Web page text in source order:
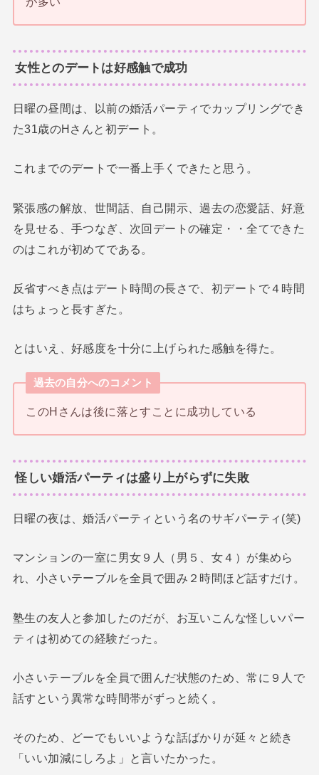
女性とのデートは好感触で成功
日曜の昼間は、以前の婚活パーティでカップリングでき
た31歳のHさんと初デート。
これまでのデートで一番上手くできたと思う。
緊張感の解放、世間話、自己開示、過去の恋愛話、好意
を見せる、手つなぎ、次回デートの確定・・全てできた
のはこれが初めてである。
反省すべき点はデート時間の長さで、初デートで４時間
はちょっと長すぎた。
とはいえ、好感度を十分に上げられた感触を得た。
過去の自分へのコメント
このHさんは後に落とすことに成功している
怪しい婚活パーティは盛り上がらずに失敗
日曜の夜は、婚活パーティという名のサギパーティ(笑)
マンションの一室に男女９人（男５、女４）が集めら
れ、小さいテーブルを全員で囲み２時間ほど話すだけ。
塾生の友人と参加したのだが、お互いこんな怪しいパー
ティは初めての経験だった。
小さいテーブルを全員で囲んだ状態のため、常に９人で
話すという異常な時間帯がずっと続く。
そのため、どーでもいいような話ばかりが延々と続き
「いい加減にしろよ」と言いたかった。